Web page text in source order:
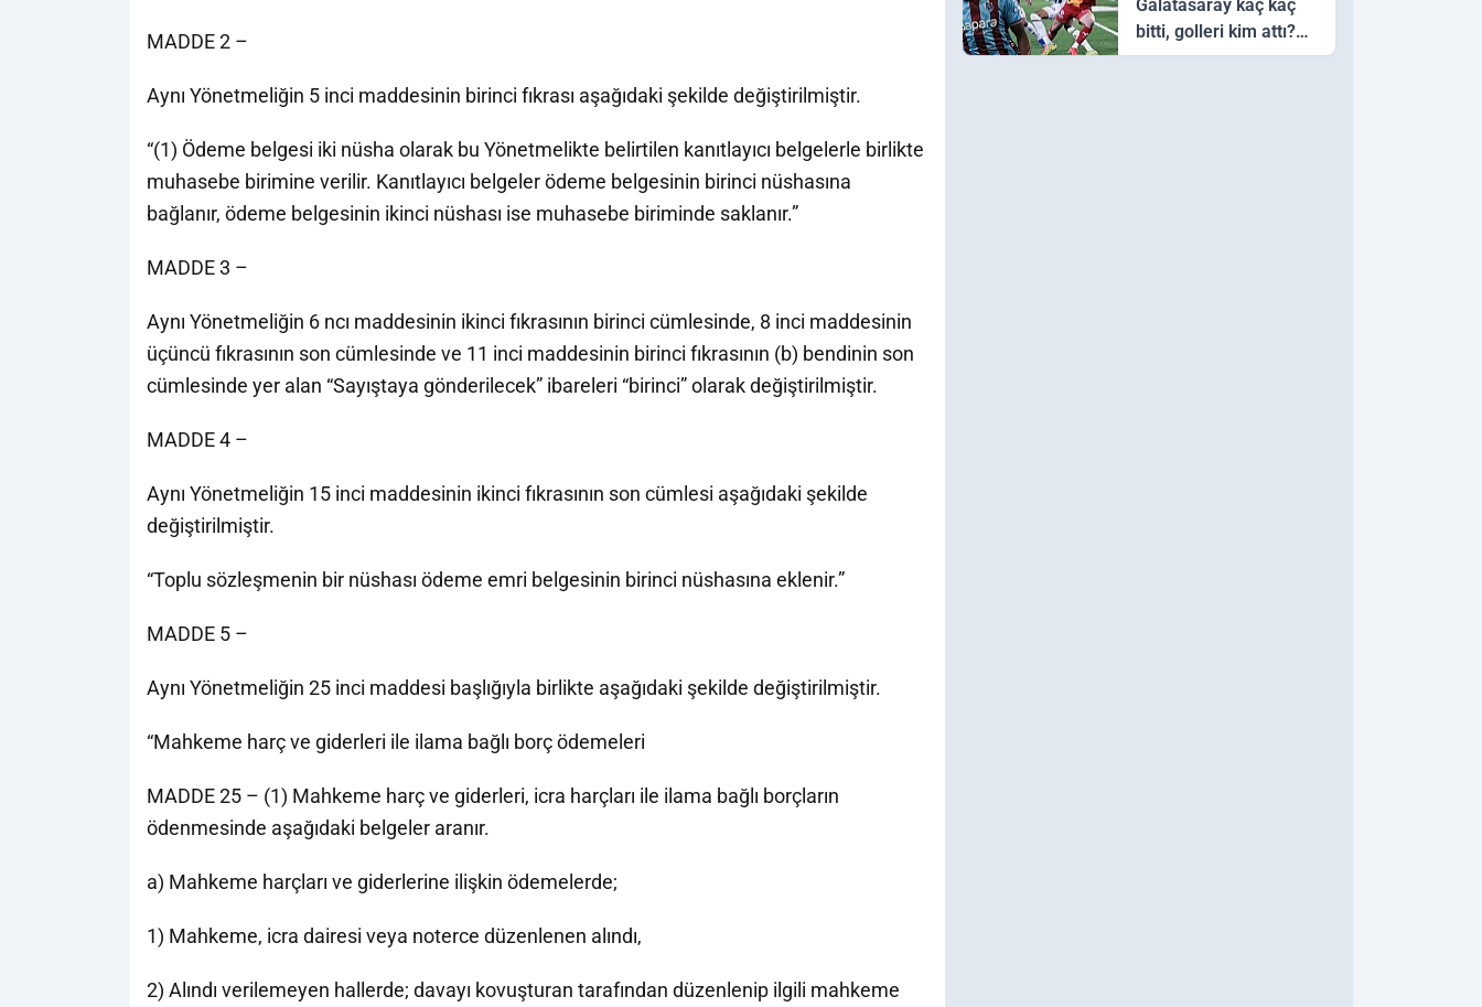
MADDE 2 –
Aynı Yönetmeliğin 5 inci maddesinin birinci fıkrası aşağıdaki şekilde değiştirilmiştir.
“(1) Ödeme belgesi iki nüsha olarak bu Yönetmelikte belirtilen kanıtlayıcı belgelerle birlikte
muhasebe birimine verilir. Kanıtlayıcı belgeler ödeme belgesinin birinci nüshasına
bağlanır, ödeme belgesinin ikinci nüshası ise muhasebe biriminde saklanır.”
MADDE 3 –
Aynı Yönetmeliğin 6 ncı maddesinin ikinci fıkrasının birinci cümlesinde, 8 inci maddesinin
üçüncü fıkrasının son cümlesinde ve 11 inci maddesinin birinci fıkrasının (b) bendinin son
cümlesinde yer alan “Sayıştaya gönderilecek” ibareleri “birinci” olarak değiştirilmiştir.
MADDE 4 –
Aynı Yönetmeliğin 15 inci maddesinin ikinci fıkrasının son cümlesi aşağıdaki şekilde
değiştirilmiştir.
“Toplu sözleşmenin bir nüshası ödeme emri belgesinin birinci nüshasına eklenir.”
MADDE 5 –
Aynı Yönetmeliğin 25 inci maddesi başlığıyla birlikte aşağıdaki şekilde değiştirilmiştir.
“Mahkeme harç ve giderleri ile ilama bağlı borç ödemeleri
MADDE 25 – (1) Mahkeme harç ve giderleri, icra harçları ile ilama bağlı borçların
ödenmesinde aşağıdaki belgeler aranır.
a) Mahkeme harçları ve giderlerine ilişkin ödemelerde;
1) Mahkeme, icra dairesi veya noterce düzenlenen alındı,
2) Alındı verilemeyen hallerde; davayı kovuşturan tarafından düzenlenip ilgili mahkeme
Galatasaray kaç kaç
bitti, golleri kim attı?
Trabzonspor